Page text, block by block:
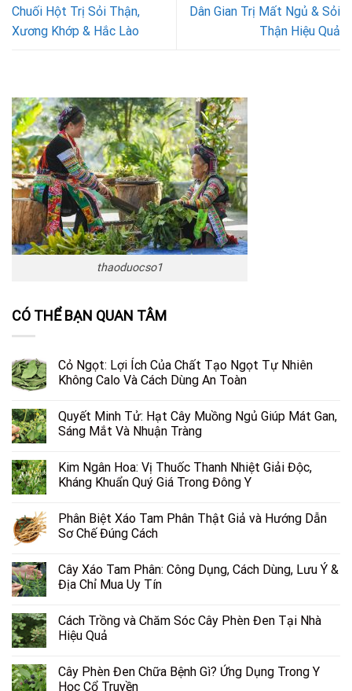
Chuối Hột Trị Sỏi Thận,
Xương Khớp & Hắc Lào
Dân Gian Trị Mất Ngủ & Sỏi
Thận Hiệu Quả
thaoduocso1
CÓ THỂ BẠN QUAN TÂM
Cỏ Ngọt: Lợi Ích Của Chất Tạo Ngọt Tự Nhiên
Không Calo Và Cách Dùng An Toàn
Quyết Minh Tử: Hạt Cây Muồng Ngủ Giúp Mát Gan,
Sáng Mắt Và Nhuận Tràng
Kim Ngân Hoa: Vị Thuốc Thanh Nhiệt Giải Độc,
Kháng Khuẩn Quý Giá Trong Đông Y
Phân Biệt Xáo Tam Phân Thật Giả và Hướng Dẫn
Sơ Chế Đúng Cách
Cây Xáo Tam Phân: Công Dụng, Cách Dùng, Lưu Ý &
Địa Chỉ Mua Uy Tín
Cách Trồng và Chăm Sóc Cây Phèn Đen Tại Nhà
Hiệu Quả
Cây Phèn Đen Chữa Bệnh Gì? Ứng Dụng Trong Y
Học Cổ Truyền